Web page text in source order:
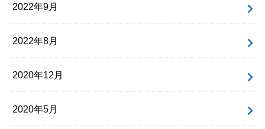
2022年9月
2022年8月
2020年12月
2020年5月